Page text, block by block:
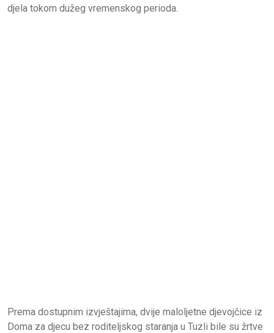
djela tokom dužeg vremenskog perioda.
Prema dostupnim izvještajima, dvije maloljetne djevojčice iz
Doma za djecu bez roditeljskog staranja u Tuzli bile su žrtve